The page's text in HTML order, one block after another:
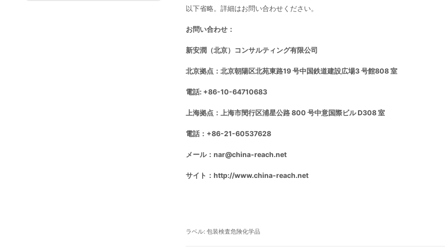
以下省略。詳細はお問い合わせください。
お問い合わせ：
新安潤（北京）コンサルティング有限公司
北京拠点：北京朝陽区北苑東路19 号中国鉄道建設広場3 号館808 室
電話: +86-10-64710683
上海拠点：上海市閔行区浦星公路 800 号中意国際ビル D308 室
電話：+86-21-60537628
メール：nar@china-reach.net
サイト：http://www.china-reach.net
ラベル:包装検査危険化学品